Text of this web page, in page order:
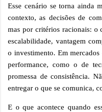
Esse cenário se torna ainda
contexto, as decisões de
mas por critérios racionais: o
escalabilidade, vantagem
o investimento. Em
performance, como o de
promessa de consistência.
entregar o que se comunica,
E o que acontece quando